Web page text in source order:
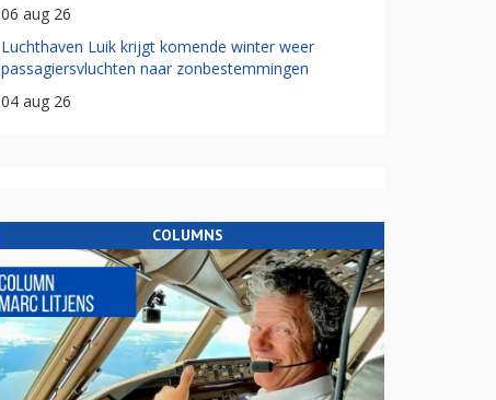
06 aug 26
Luchthaven Luik krijgt komende winter weer
passagiersvluchten naar zonbestemmingen
04 aug 26
COLUMNS